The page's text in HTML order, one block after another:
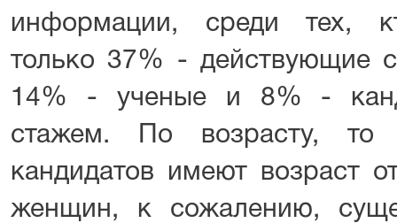
информации, среди тех,
только 37% - действующие
14% - ученые и 8% -
стажем. По возрасту,
кандидатов имеют возраст
женщин, к сожалению,